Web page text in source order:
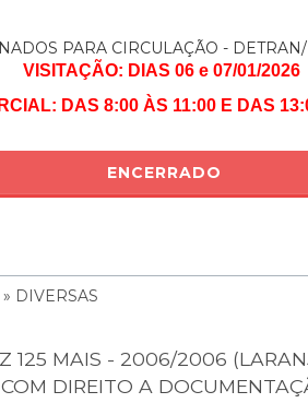
PARA CIRCULAÇÃO -
VISITAÇÃO: DIAS 06 e 07/01/2026
DAS 8:00 ÀS 11:00 E DAS
ENCERRADO
DIVERSAS
125 MAIS - 2006/2006
DIREITO A